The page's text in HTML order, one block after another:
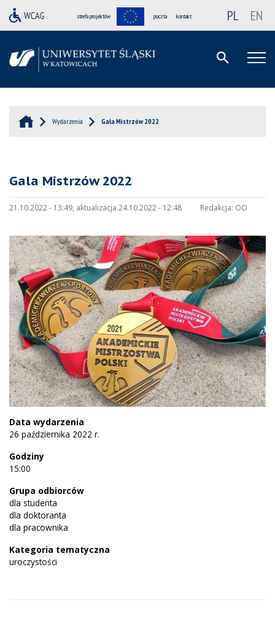
strefa projektów poczta kontakt PL EN
Wydarzenia Gala Mistrzów 2022
Gala Mistrzów 2022
21.10.2022 - 13:49, aktualizacja 24.10.2022 - 12:48 Redakcja: OO
Data wydarzenia
26 października 2022 r.
Godziny
15:00
Grupa odbiorców
dla studenta
dla doktoranta
dla pracownika
Kategoria tematyczna
uroczystości